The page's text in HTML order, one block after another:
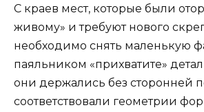
С краев мест, которые были
живому» и требуют нового
необходимо снять маленькую
паяльником «прихватите»
они держались без сторонней
соответствовали геометрии